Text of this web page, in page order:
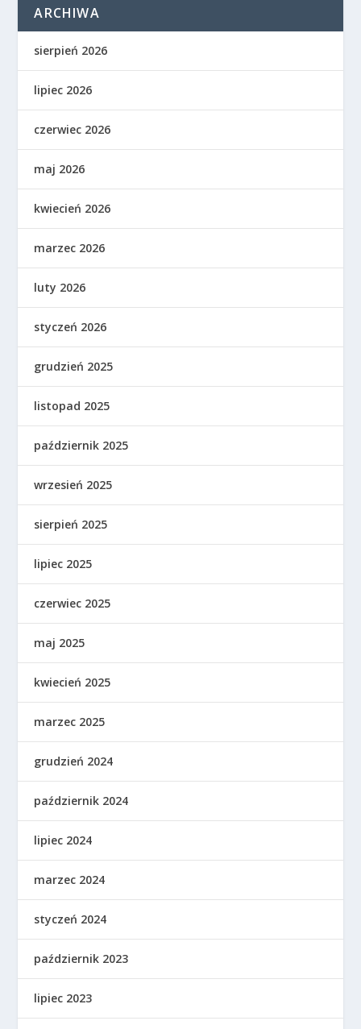
ARCHIWA
sierpień 2026
lipiec 2026
czerwiec 2026
maj 2026
kwiecień 2026
marzec 2026
luty 2026
styczeń 2026
grudzień 2025
listopad 2025
październik 2025
wrzesień 2025
sierpień 2025
lipiec 2025
czerwiec 2025
maj 2025
kwiecień 2025
marzec 2025
grudzień 2024
październik 2024
lipiec 2024
marzec 2024
styczeń 2024
październik 2023
lipiec 2023